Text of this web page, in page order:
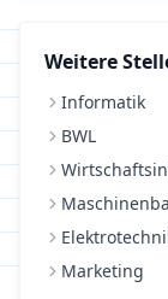
Weitere
Informatik
BWL
Marketing